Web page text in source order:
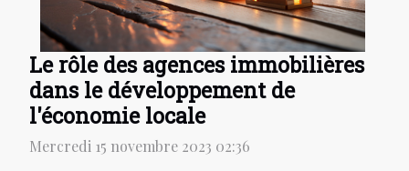
Le rôle des agences immobilières
dans le développement de
l'économie locale
Mercredi 15 novembre 2023 02:36